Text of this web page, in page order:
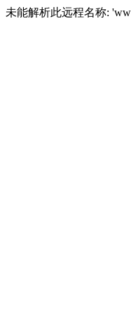
未能解析此远程名称: